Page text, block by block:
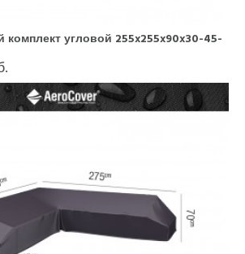
угловой 255x255x90x30-45-